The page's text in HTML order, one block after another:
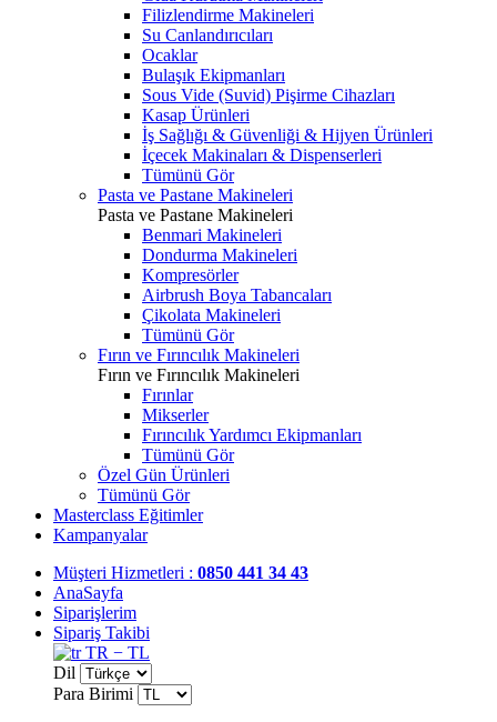
Filizlendirme Makineleri
Su Canlandırıcıları
Ocaklar
Bulaşık Ekipmanları
Sous Vide (Suvid) Pişirme Cihazları
Kasap Ürünleri
İş Sağlığı & Güvenliği & Hijyen Ürünleri
İçecek Makinaları & Dispenserleri
Tümünü Gör
Pasta ve Pastane Makineleri
Pasta ve Pastane Makineleri
Benmari Makineleri
Dondurma Makineleri
Kompresörler
Airbrush Boya Tabancaları
Çikolata Makineleri
Tümünü Gör
Fırın ve Fırıncılık Makineleri
Fırın ve Fırıncılık Makineleri
Fırınlar
Mikserler
Fırıncılık Yardımcı Ekipmanları
Tümünü Gör
Özel Gün Ürünleri
Tümünü Gör
Masterclass Eğitimler
Kampanyalar
Müşteri Hizmetleri : 0850 441 34 43
AnaSayfa
Siparişlerim
Sipariş Takibi
TR − TL
Dil
Para Birimi